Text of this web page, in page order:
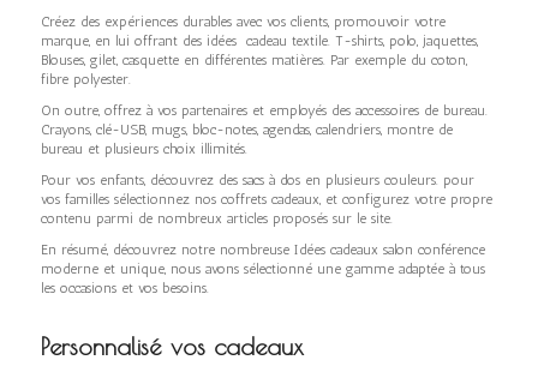
Créez des expériences durables avec vos clients, promouvoir votre
marque, en lui offrant des idées cadeau textile. T-shirts, polo, jaquettes,
Blouses, gilet, casquette en différentes matières. Par exemple du coton,
fibre polyester.
On outre, offrez à vos partenaires et employés des accessoires de bureau.
Crayons, clé-USB, mugs, bloc-notes, agendas, calendriers, montre de
bureau et plusieurs choix illimités.
Pour vos enfants, découvrez des sacs à dos en plusieurs couleurs. pour
vos familles sélectionnez nos coffrets cadeaux, et configurez votre propre
contenu parmi de nombreux articles proposés sur le site.
En résumé, découvrez notre nombreuse Idées cadeaux salon conférence
moderne et unique, nous avons sélectionné une gamme adaptée à tous
les occasions et vos besoins.
Personnalisé vos cadeaux